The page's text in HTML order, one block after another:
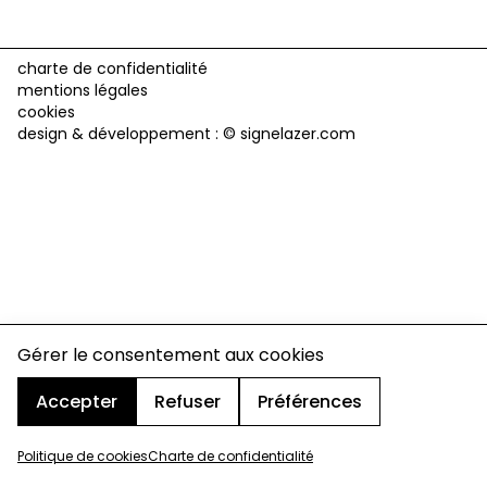
Gérer le consentement aux cookies
Accepter
Refuser Préférences
Politique de cookiesCharte de confidentialité
charte de confidentialité
mentions légales
cookies
design & développement : © signelazer.com